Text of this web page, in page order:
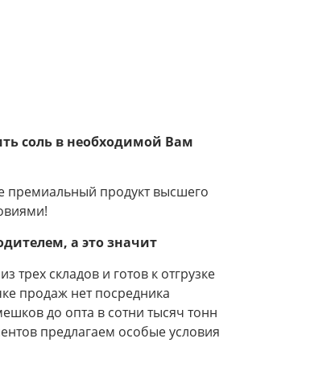
соль в необходимой Вам
премиальный продукт высшего
а это значит
трех складов и готов к отгрузке
продаж нет посредника
до опта в сотни тысяч тонн
предлагаем особые условия